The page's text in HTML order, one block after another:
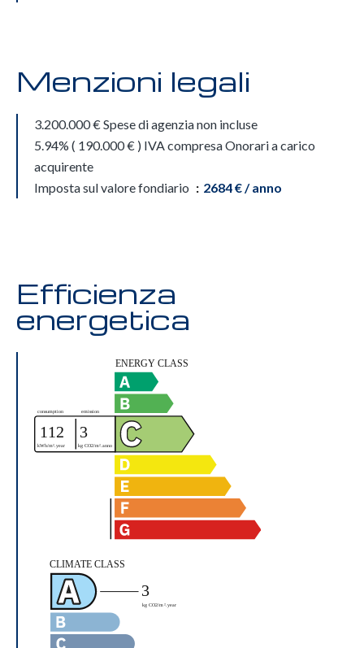
Menzioni legali
3.200.000 € Spese di agenzia non incluse
5.94% ( 190.000 € ) IVA compresa Onorari a carico
acquirente
Imposta sul valore fondiario
2684 € / anno
Efficienza
energetica